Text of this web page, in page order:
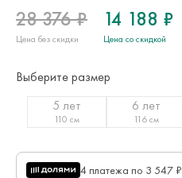
28 376 ₽
Цена без скидки
14 188 ₽
Цена со скидкой
Выберите размер
5 лет
110 см
6 лет
116 см
4 платежа по 3 547 ₽